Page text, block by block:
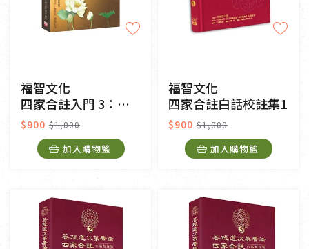
福智文化
四家合註入門 3：修習軌理
$900 $1,000
加入購物籃
福智文化
四家合註白話校註集1
$900 $1,000
加入購物籃